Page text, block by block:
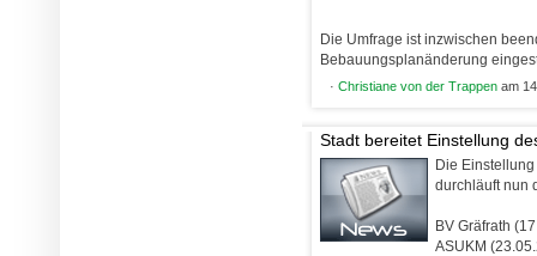
Die Umfrage ist inzwischen
Bebauungsplanänderung
· Christiane von der Trappen am
Stadt bereitet Einstellung
Die
durchläuft nun
BV Gräfrath
ASUKM